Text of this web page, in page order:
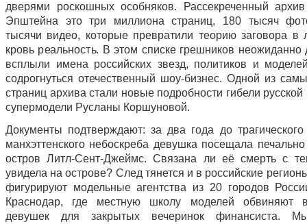
дверями роскошных особняков. Рассекреченный
Эпштейна это три миллиона страниц, 180 тысяч
тысячи видео, которые превратили теорию заговора в
кровь реальность. В этом списке грешников неожиданно
всплыли имена российских звезд, политиков и
содрогнуться отечественный шоу-бизнес. Одной из
страниц архива стали новые подробности гибели русской
супермодели Русланы Коршуновой.
Документы подтверждают: за два года до
манхэттенского небоскреба девушка посещала
остров Литл-Сент-Джеймс. Связана ли её смерть с
увидела на острове? След тянется и в российские
фигурируют модельные агентства из 20 городов
Краснодар, где местную школу моделей обвиняют
девушек для закрытых вечеринок финансиста.